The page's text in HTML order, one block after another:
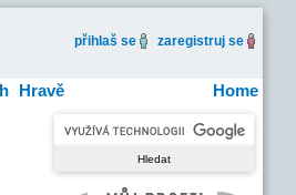
přihlaš se zaregistruj se
Home
Hravě